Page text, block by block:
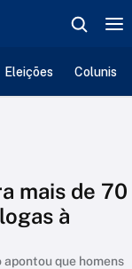
Eleições
mais de 70
à
que homens